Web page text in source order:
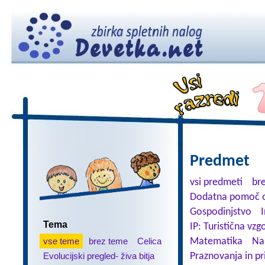
Tema
vse teme
brez teme
Celica
Evolucijski pregled- živa bitja
Predmet
vsi predmeti
Dodatna pomoč
Gospodinjstvo
IP: Turistična
Matematika
Praznovanja in